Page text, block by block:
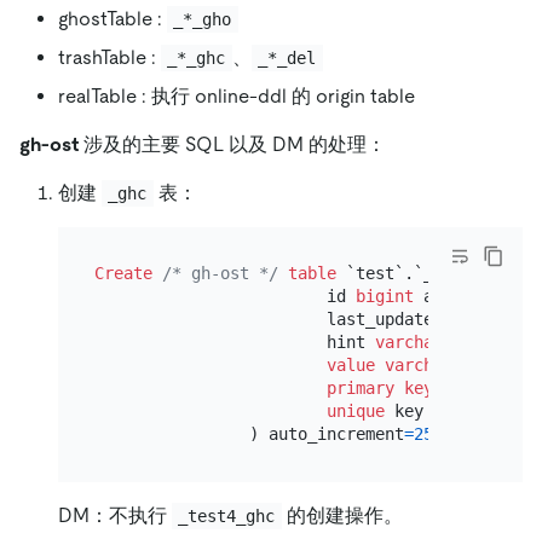
ghostTable : _*_gho
trashTable : _*_ghc _*_del
realTable : 执行 online-ddl 的 origin table
gh-ost 涉及的主要 SQL 以及 DM 的处理：
创建 _ghc 表：
Create /* gh-ost */ table `test`.`_test4_ghc`
                        id
bigint
                        last_update
                        hint
varchar
value varchar
primary key
unique key
                ) auto_increment
=256
DM：不执行 _test4_ghc 的创建操作。